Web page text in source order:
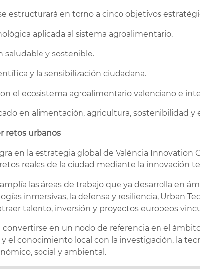
estructurará en torno a cinco objetivos
aplicada al sistema agroalimentario.
saludable y sostenible.
y la sensibilización ciudadana.
el ecosistema agroalimentario valenciano e
en alimentación, agricultura, sostenibilidad y
retos urbanos
en la estrategia global de València Innovation
reales de la ciudad mediante la innovación
las áreas de trabajo que ya desarrolla en
inmersivas, la defensa y resiliencia, Urban
talento, inversión y proyectos europeos
convertirse en un nodo de referencia en el
el conocimiento local con la investigación, la
social y ambiental.